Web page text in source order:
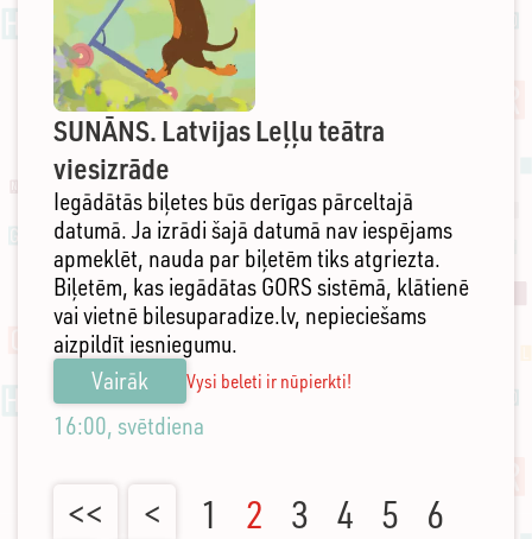
SUNĀNS. Latvijas Leļļu teātra
viesizrāde
Iegādātās biļetes būs derīgas pārceltajā
datumā. Ja izrādi šajā datumā nav iespējams
apmeklēt, nauda par biļetēm tiks atgriezta.
Biļetēm, kas iegādātas GORS sistēmā, klātienē
vai vietnē bilesuparadize.lv, nepieciešams
aizpildīt iesniegumu.
Vairāk
Vysi beleti ir nūpierkti!
16:00, svētdiena
<< < 1 2 3 4 5
6